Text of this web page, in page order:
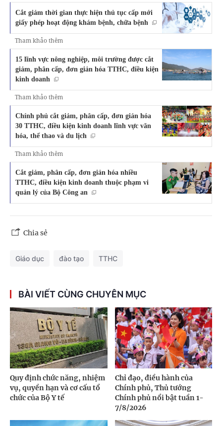
Cắt giảm thời gian thực hiện thủ tục cấp mới
giấy phép hoạt động khám bệnh, chữa bệnh
Tham khảo thêm
15 lĩnh vực nông nghiệp, môi trường được cắt
giảm, phân cấp, đơn giản hóa TTHC, điều kiện
kinh doanh
Tham khảo thêm
Chính phủ cắt giảm, phân cấp, đơn giản hóa
30 TTHC, điều kiện kinh doanh lĩnh vực văn
hóa, thể thao và du lịch
Tham khảo thêm
Cắt giảm, phân cấp, đơn giản hóa nhiều
TTHC, điều kiện kinh doanh thuộc phạm vi
quản lý của Bộ Công an
Chia sẻ
Giáo dục đào tạo TTHC
BÀI VIẾT CÙNG CHUYÊN MỤC
Quy định chức năng, nhiệm
vụ, quyền hạn và cơ cấu tổ
chức của Bộ Y tế
Chỉ đạo, điều hành của
Chính phủ, Thủ tướng
Chính phủ nổi bật tuần 1-
7/8/2026